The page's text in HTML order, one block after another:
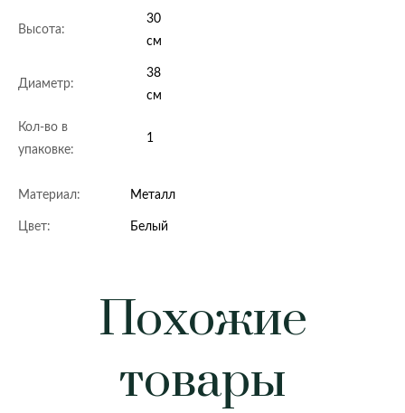
Высота:
30
см
Диаметр:
38
см
Кол-во в
упаковке:
1
Материал: Металл
Цвет: Белый
Похожие
товары